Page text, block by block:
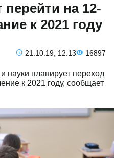
перейти на 12-
к 2021 году
21.10.19, 12:13 16897
науки планирует переход
к 2021 году, сообщает